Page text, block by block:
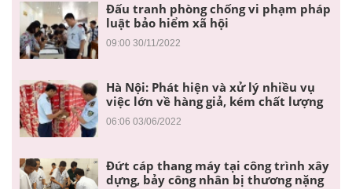
Đấu tranh phòng chống vi phạm pháp
luật bảo hiểm xã hội
09:00 30/11/2022
Hà Nội: Phát hiện và xử lý nhiều vụ
việc lớn về hàng giả, kém chất lượng
06:06 03/06/2022
Đứt cáp thang máy tại công trình xây
dựng, bảy công nhân bị thương nặng